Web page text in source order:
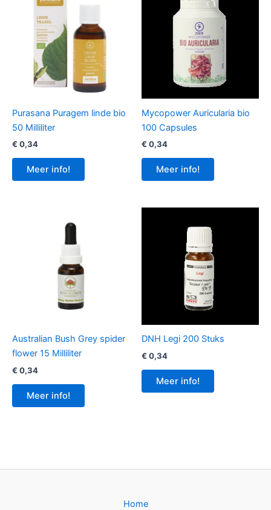
Purasana Puragem linde bio
50 Milliliter
€ 0,34
Meer info!
Mycopower Auricularia bio
100 Capsules
€ 0,34
Meer info!
Australian Bush Grey spider
flower 15 Milliliter
€ 0,34
Meer info!
DNH Legi 200 Stuks
€ 0,34
Meer info!
Home